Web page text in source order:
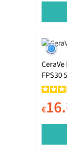
FPS30
€16.